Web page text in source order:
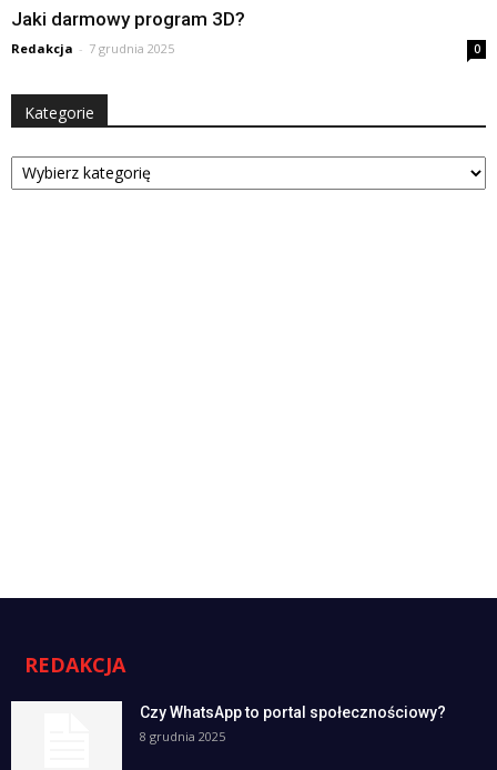
Jaki darmowy program 3D?
Redakcja - 7 grudnia 2025 0
Kategorie
Kategorie
REDAKCJA
Czy WhatsApp to portal społecznościowy?
8 grudnia 2025